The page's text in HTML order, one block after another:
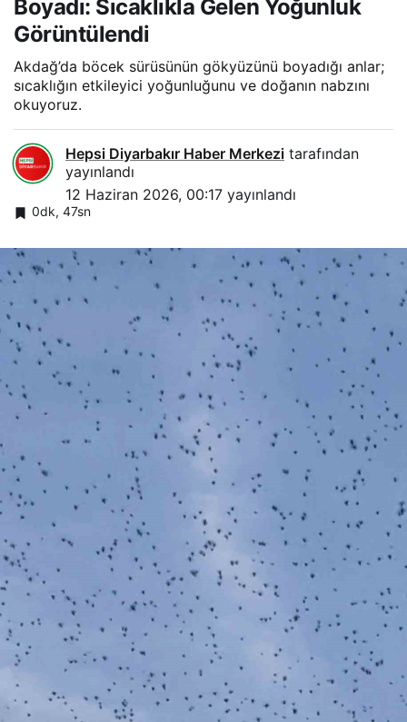
Boyadı: Sıcaklıkla Gelen Yoğunluk
Görüntülendi
Akdağ’da böcek sürüsünün gökyüzünü boyadığı anlar;
sıcaklığın etkileyici yoğunluğunu ve doğanın nabzını
okuyoruz.
Hepsi Diyarbakır Haber Merkezi tarafından
yayınlandı
12 Haziran 2026, 00:17 yayınlandı
0dk, 47sn